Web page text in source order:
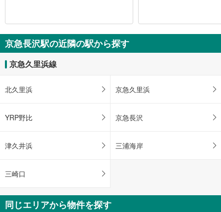
京急長沢駅の近隣の駅から探す
京急久里浜線
北久里浜 京急久里浜
YRP野比 京急長沢
津久井浜 三浦海岸
三崎口
同じエリアから物件を探す